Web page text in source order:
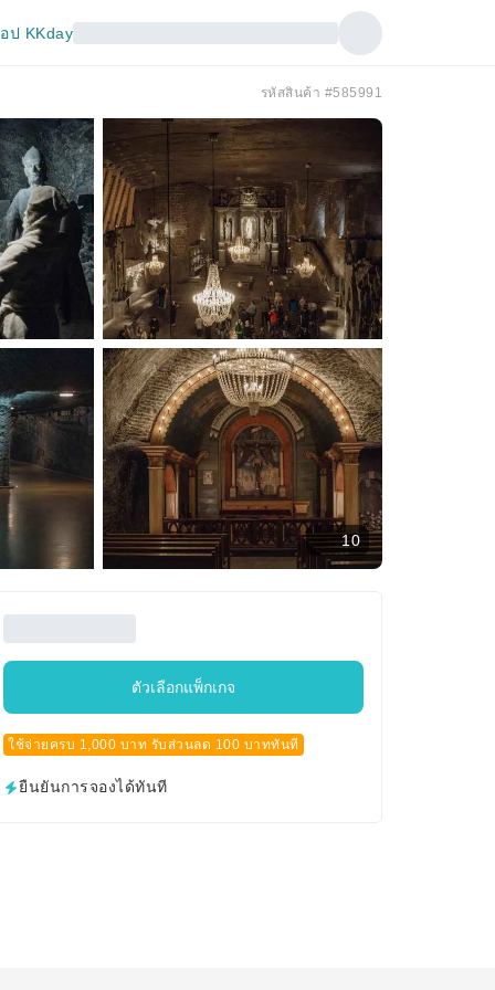
ป KKday
รหัสสินค้า #585991
10
ตัวเลือกแพ็กเกจ
ใช้จ่ายครบ 1,000 บาท รับส่วนลด 100 บาททันที
ยืนยันการจองได้ทันที